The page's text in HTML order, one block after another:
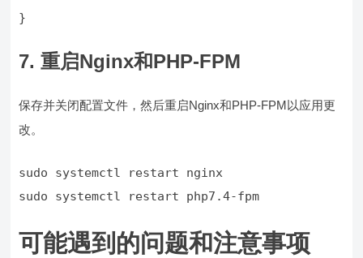
}
7. 重启Nginx和PHP-FPM
保存并关闭配置文件，然后重启Nginx和PHP-FPM以应用更
改。
sudo systemctl restart php7.4-fpm
可能遇到的问题和注意事项